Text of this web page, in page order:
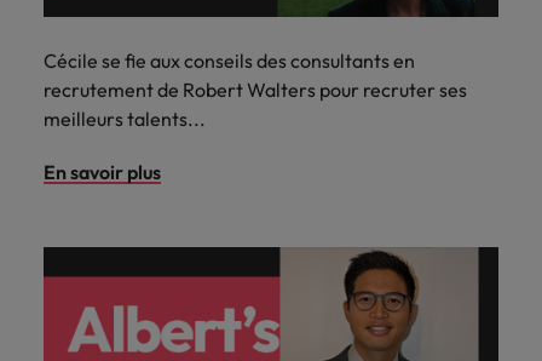
Cécile se fie aux conseils des consultants en
recrutement de Robert Walters pour recruter ses
meilleurs talents...
En savoir plus